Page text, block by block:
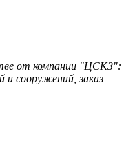
от компании "ЦСКЗ":
и сооружений, заказ